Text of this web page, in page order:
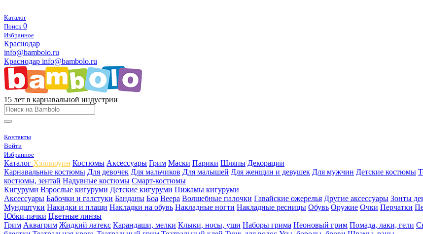
Каталог
Поиск 0
Избранное
Краснодар
info@bambolo.ru
Краснодар info@bambolo.ru
15 лет в карнавальной индустрии
Контакты
Войти
Избранное
Каталог Хэлллоуин Костюмы Аксессуары Грим Маски Парики Шляпы Декорации
Карнавальные костюмы Для девочек Для мальчиков Для малышей Для женщин и девушек Для мужчин Детские костюмы
костюмы, зентай Надувные костюмы Смарт-костюмы
Кигуруми Взрослые кигуруми Детские кигуруми Пижамы кигуруми
Аксессуары Бабочки и галстуки Банданы Боа Веера Волшебные палочки Гавайские ожерелья Другие аксессуары Зонты
Мундштуки Накидки и плащи Накладки на обувь Накладные ногти Накладные ресницы Обувь Оружие Очки Перчатки
Юбки-пачки Цветные линзы
Грим Аквагрим Жидкий латекс Карандаши, мелки Клыки, носы, уши Наборы грима Неоновый грим Помада, лаки, гели